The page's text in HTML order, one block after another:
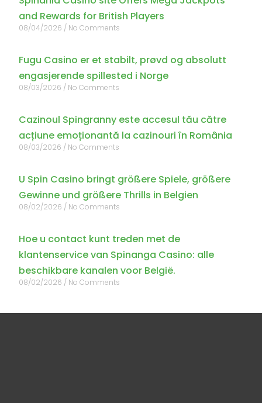
and Rewards for British Players
08/04/2026 No Comments
Fugu Casino er et stabilt, prøvd og absolutt
engasjerende spillested i Norge
08/03/2026 No Comments
Cazinoul Spingranny este accesul tău către
acțiune emoționantă la cazinouri în România
08/03/2026 No Comments
U Spin Casino bringt größere Spiele, größere
Gewinne und größere Thrills in Belgien
08/02/2026 No Comments
Hoe u contact kunt treden met de
klantenservice van Spinanga Casino: alle
beschikbare kanalen voor België.
08/02/2026 No Comments